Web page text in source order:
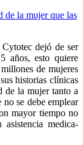
de la mujer que las
dejó de ser
años, esto quiere
de mujeres
historias clínicas
de la mujer tanto a
se debe emplear
mayor tiempo no
medica-